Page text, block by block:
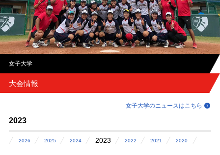
女子大学
大会情報
女子大学のニュースはこちら
2023
2026 2025 2024 2023 2022 2021 2020